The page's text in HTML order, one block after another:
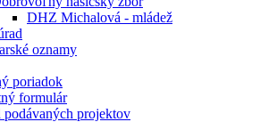
DHZ Michalová - mládež
oznamy
poriadok
formulár
podávaných projektov